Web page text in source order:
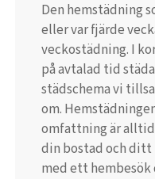
Den hemstädning
eller var fjärde
veckostädning. I
på avtalad tid
städschema vi
om.
omfattning är
din bostad och ditt
med ett hembesök